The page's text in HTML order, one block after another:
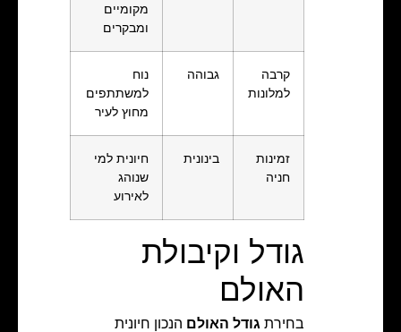
מקומיים
ומבקרים
קרבה
למלונות
גבוהה
נוח
למשתתפים
מחוץ לעיר
זמינות
חניה
בינונית
חיונית למי
שנוהג
לאירוע
גודל וקיבולת
האולם
בחירת גודל האולם הנכון חיונית